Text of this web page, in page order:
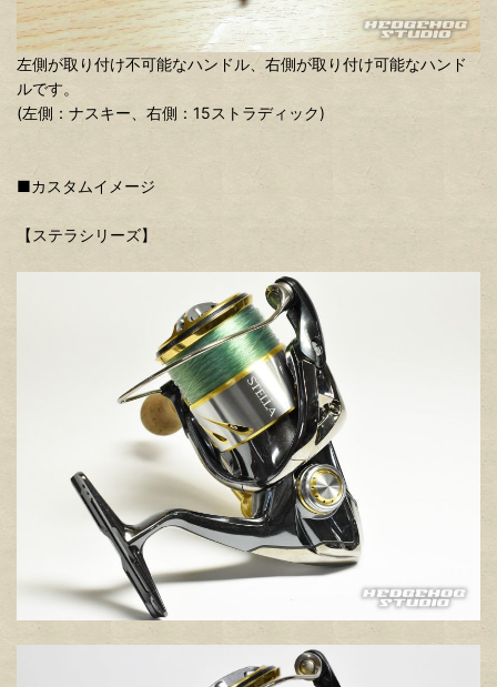
左側が取り付け不可能なハンドル、右側が取り付け可能なハンド
ルです。
(左側：ナスキー、右側：15ストラディック)
■カスタムイメージ
【ステラシリーズ】